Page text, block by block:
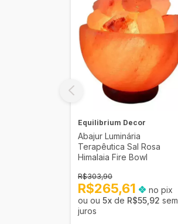
Equilibrium Decor
Abajur Luminária
Terapêutica Sal Rosa
Himalaia Fire Bowl
R$303,90
R$265,61
no pix
5x de R$55,92 sem
juros